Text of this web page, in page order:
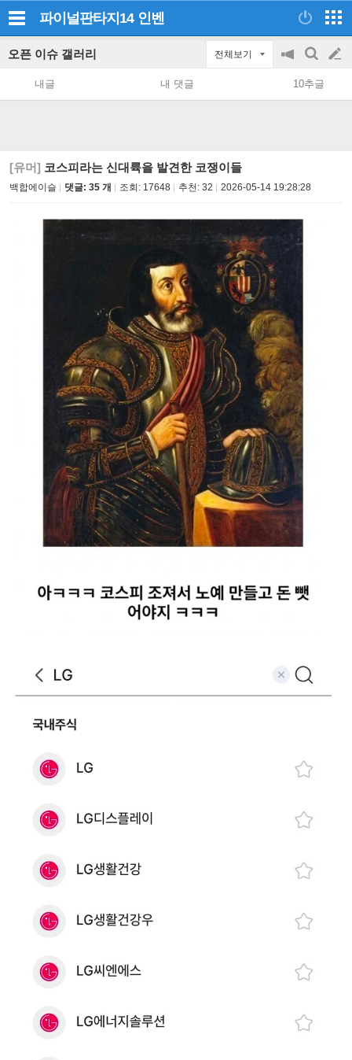
파이널판타지14 인벤
오픈 이슈 갤러리 전체보기
공
지
on/off
검
색
글
쓰
내글 내 댓글 10추글
[유머] 코스피라는 신대륙을 발견한 코쟁이들
백합에이슬 댓글: 35 개 조회: 17648 추천: 32 2026-05-14 19:28:28